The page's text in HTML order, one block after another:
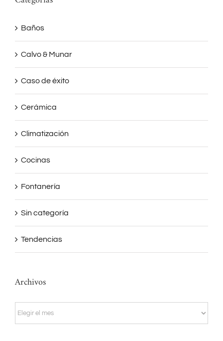
Baños
Calvo & Munar
Caso de éxito
Cerámica
Climatización
Cocinas
Fontanería
Sin categoría
Tendencias
Archivos
Archivos